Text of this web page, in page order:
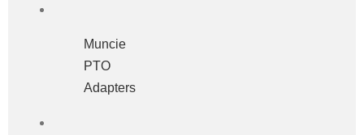
Muncie
PTO
Adapters